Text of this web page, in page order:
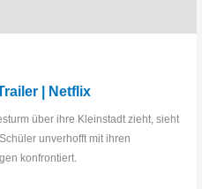
| Netflix
über ihre Kleinstadt zieht, sieht
unverhofft mit ihren
konfrontiert.